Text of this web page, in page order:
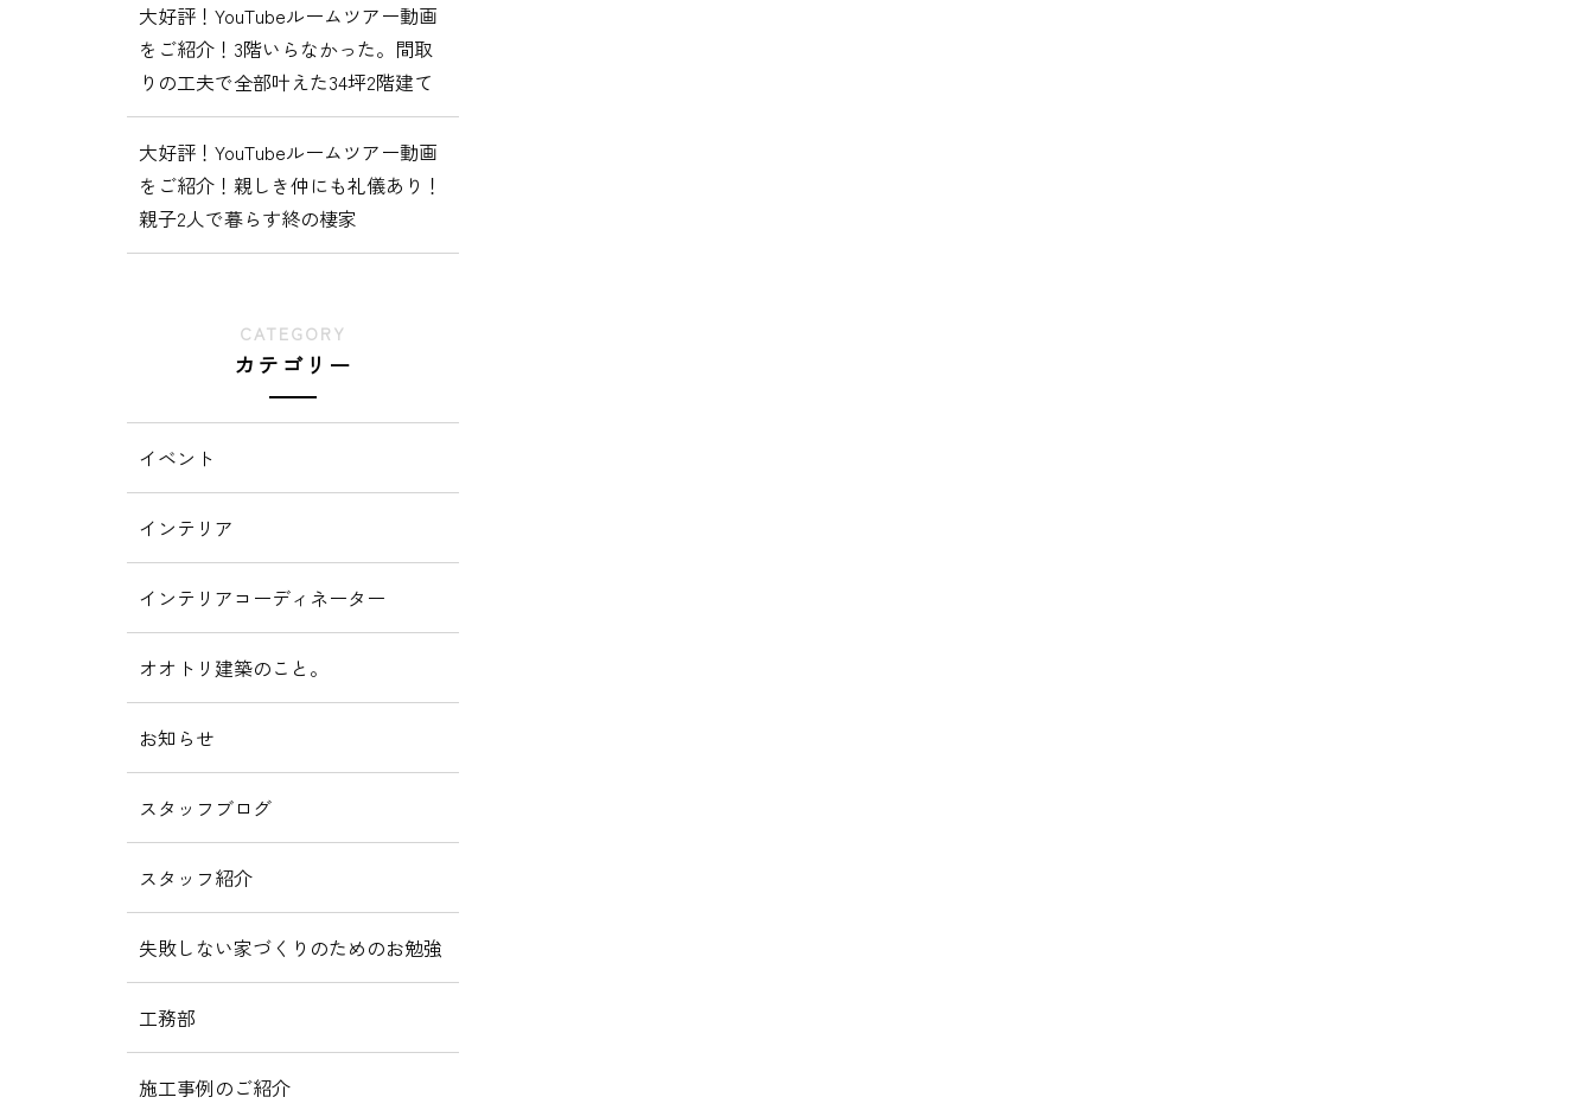
大好評！YouTubeルームツアー動画
をご紹介！3階いらなかった。間取
りの工夫で全部叶えた34坪2階建て
大好評！YouTubeルームツアー動画
をご紹介！親しき仲にも礼儀あり！
親子2人で暮らす終の棲家
CATEGORY
カテゴリー
イベント
インテリア
インテリアコーディネーター
オオトリ建築のこと。
お知らせ
スタッフブログ
スタッフ紹介
失敗しない家づくりのためのお勉強
工務部
施工事例のご紹介